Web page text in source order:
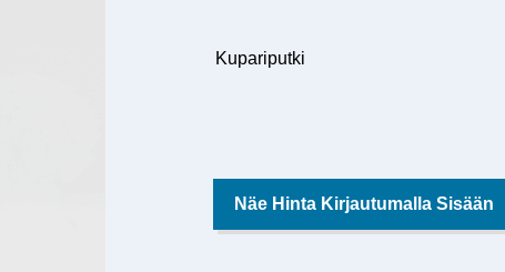
Kupariputki
Näe Hinta Kirjautumalla Sisään